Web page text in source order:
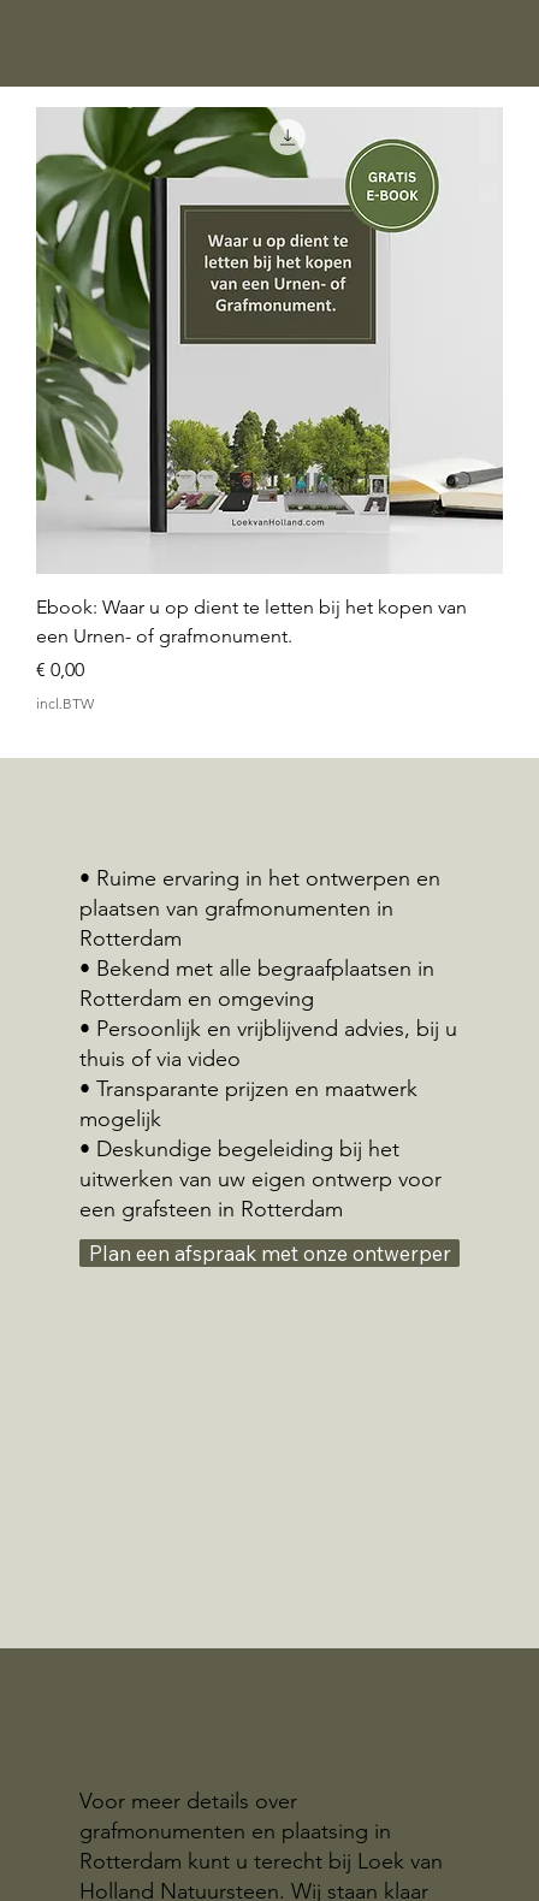
Ebook: Waar u op dient te letten bij het kopen van
een Urnen- of grafmonument.
Prijs
€ 0,00
incl.BTW
• Ruime ervaring in het ontwerpen en
plaatsen van grafmonumenten in
Rotterdam
• Bekend met alle begraafplaatsen in
Rotterdam en omgeving
• Persoonlijk en vrijblijvend advies, bij u
thuis of via video
• Transparante prijzen en maatwerk
mogelijk
• Deskundige begeleiding bij het
uitwerken van uw eigen ontwerp voor
een grafsteen in Rotterdam
Plan een afspraak met onze ontwerper
Voor meer details over
grafmonumenten en plaatsing in
Rotterdam kunt u terecht bij Loek van
Holland Natuursteen. Wij staan klaar